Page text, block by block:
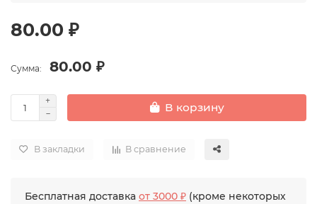
80.00 ₽
Сумма: 80.00 ₽
В корзину
В закладки В сравнение
Бесплатная доставка от 3000 ₽ (кроме некоторых